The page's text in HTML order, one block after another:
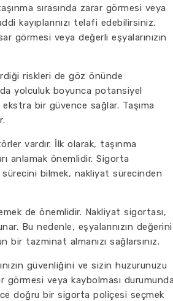
sırasında zarar görmesi veya
kayıplarınızı telafi edebilirsiniz.
görmesi veya değerli eşyalarınızın
riskleri de göz önünde
yolculuk boyunca potansiyel
bir güvence sağlar. Taşıma
vardır. İlk olarak, taşınma
anlamak önemlidir. Sigorta
sürecini bilmek, nakliyat sürecinden
de önemlidir. Nakliyat sigortası,
Bu nedenle, eşyalarınızın değerini
tazminat almanızı sağlarsınız.
güvenliğini ve sizin huzurunuzu
görmesi veya kaybolması
doğru bir sigorta poliçesi seçmek